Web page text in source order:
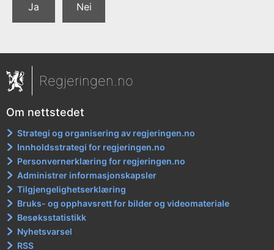
Ja Nei
Regjeringen.no
Om nettstedet
Strategi og organisering av regjeringen.no
Innholdsstrategi for regjeringen.no
Personvernerklæring for regjeringen.no
Administrer informasjonskapsler
Tilgjengelighetserklæring
Bruks- og opphavsrett for bilder og videomateriale
Besøksstatistikk
Nyhetsvarsel
RSS